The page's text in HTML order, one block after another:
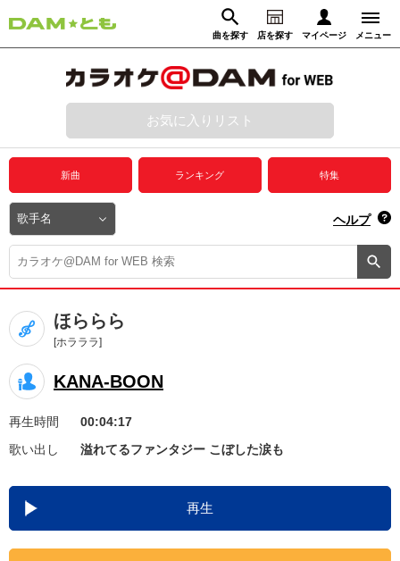
曲を探す 店を探す マイページ メニュー
動画からさがす 録音からさがす
ログイン
プレミアムサービス
DAM★とも動画
DAM★とも録音
カラオケ＠DAM
ユーザー検索
キャンペーン
お知らせ よくあるご質問
DAMの新曲・ランキングなど
カラオケ最新情報をチェック！
お気に入りリスト
新曲 ランキング 特集
ヘルプ
ほららら
[ホラララ]
KANA-BOON
再生時間
00:04:17
歌い出し
溢れてるファンタジー こぼした涙も
再生